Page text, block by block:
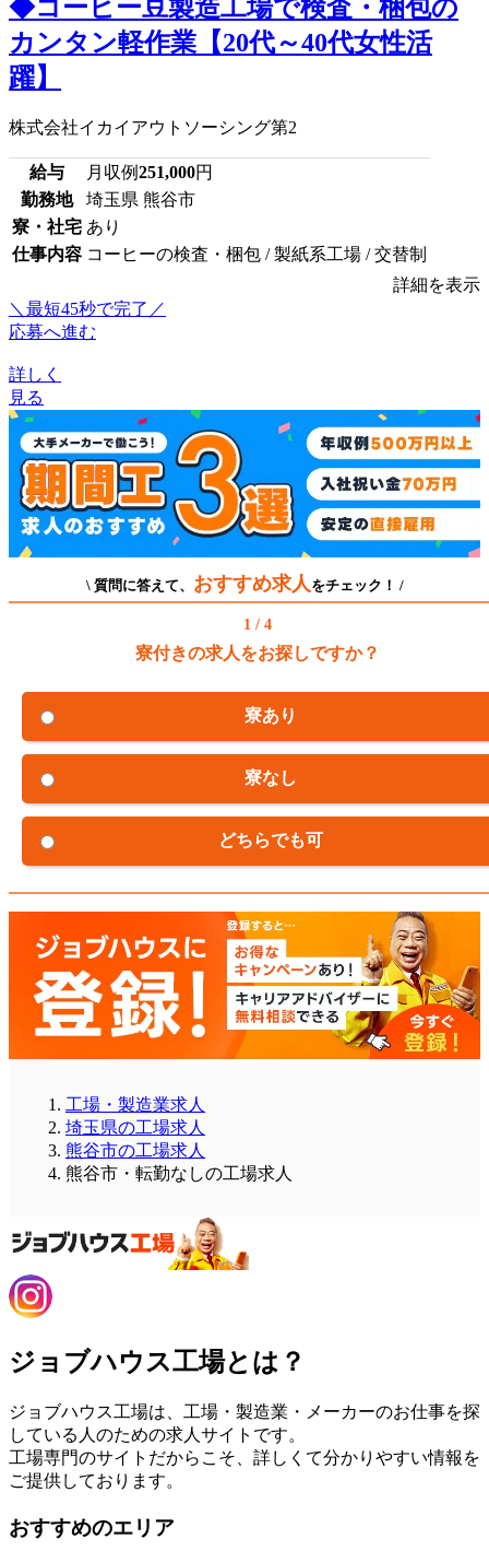
◆コーヒー豆製造工場で検査・梱包の
カンタン軽作業【20代～40代女性活
躍】
株式会社イカイアウトソーシング第2
給与 月収例251,000円
勤務地
埼玉県 熊谷市
寮・社宅 あり
仕事内容 コーヒーの検査・梱包 / 製紙系工場 / 交替制
詳細を表示
＼最短45秒で完了／
応募へ進む
詳しく
見る
\ 質問に答えて、 おすすめ求人 をチェック！ /
1 / 4
寮付きの求人をお探しですか？
寮あり
寮なし
どちらでも可
工場・製造業求人
埼玉県の工場求人
熊谷市の工場求人
熊谷市・転勤なしの工場求人
ジョブハウス工場とは？
ジョブハウス工場は、工場・製造業・メーカーのお仕事を探
している人のための求人サイトです。
工場専門のサイトだからこそ、詳しくて分かりやすい情報を
ご提供しております。
おすすめのエリア